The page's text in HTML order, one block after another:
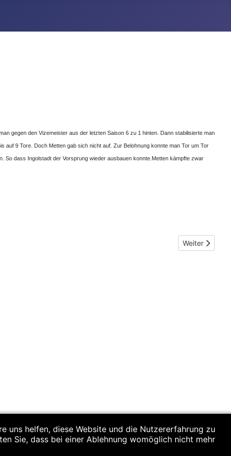
gegen den Vizemeister aus der letzten Saison 6 zu 1 hinten. Dann stabilisierte man
auf 9 Tore. Doch Metten gab sich nicht auf. Zur Belohnung konnte man Tor um Tor
dass Ingolstadt der Vorsprung wieder ausbauen konnte. Metten kämpfte zwar
Nächster
Weiter
uns helfen, diese Website und die Nutzererfahrung zu
Sie, dass bei einer Ablehnung womöglich nicht mehr